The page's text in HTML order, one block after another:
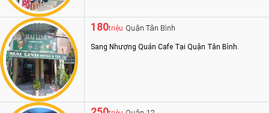
180triệu Quận Tân Bình
Sang Nhượng Quán Cafe Tại Quận Tân Bình.